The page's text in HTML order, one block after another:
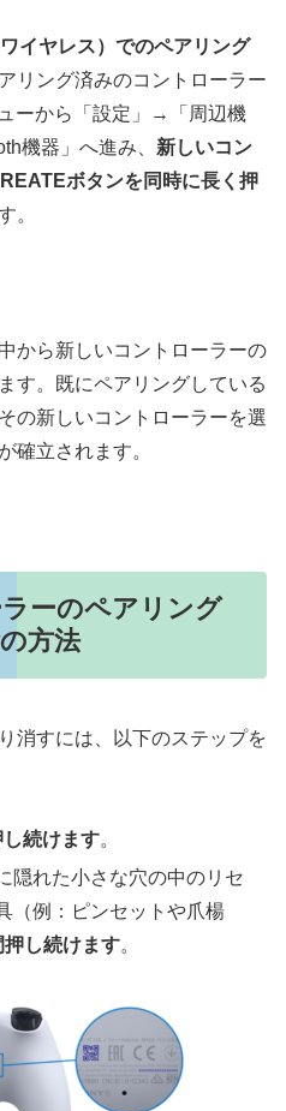
イヤレス）でのペアリング
リング済みのコントローラー
ーから「設定」→「周辺機
機器」へ進み、 新しいコン
ボタンを同時に長く押
。
から新しいコントローラーの
す。既にペアリングしている
の新しいコントローラーを選
確立されます。
ーのペアリング
方法
消すには、以下のステップを
続けます。
隠れた小さな穴の中のリセ
（例：ピンセットや爪楊
押し続けます。